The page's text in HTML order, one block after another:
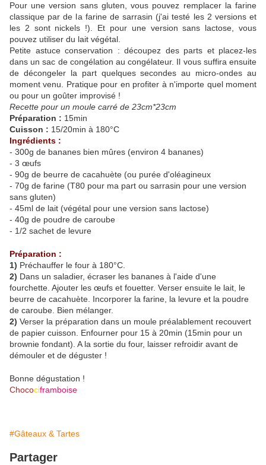
Pour une version sans gluten, vous pouvez remplacer la farine
classique par de la farine de sarrasin (j'ai testé les 2 versions et
les 2 sont nickels !). Et pour une version sans lactose, vous
pouvez utiliser du lait végétal.
Petite astuce conservation : découpez des parts et placez-les
dans un sac de congélation au congélateur. Il vous suffira ensuite
de décongeler la part quelques secondes au micro-ondes au
moment venu. Pratique pour en profiter à n'importe quel moment
ou pour un goûter improvisé !
Recette pour un moule carré de 23cm*23cm
Préparation : 15min
Cuisson : 15/20min à 180°C
Ingrédients :
- 300g de bananes bien mûres (environ 4 bananes)
- 3 œufs
- 90g de beurre de cacahuète (ou purée d'oléagineux
- 70g de farine (T80 pour ma part ou sarrasin pour une version
sans gluten)
- 45ml de lait (végétal pour une version sans lactose)
- 40g de poudre de caroube
- 1/2 sachet de levure
Préparation :
1) Préchauffer le four à 180°C.
2) Dans un saladier, écraser les bananes à l'aide d'une
fourchette. Ajouter les œufs et fouetter. Verser ensuite le lait, le
beurre de cacahuète. Incorporer la farine, la levure et la poudre
de caroube. Bien mélanger.
2) Verser la préparation dans un moule préalablement recouvert
de papier cuisson. Enfourner pour 15 à 20min (15min pour un
brownie fondant). A la sortie du four, laisser refroidir avant de
démouler et de déguster !
Bonne dégustation !
Chocociframboise
#Gâteaux & Tartes
Partager